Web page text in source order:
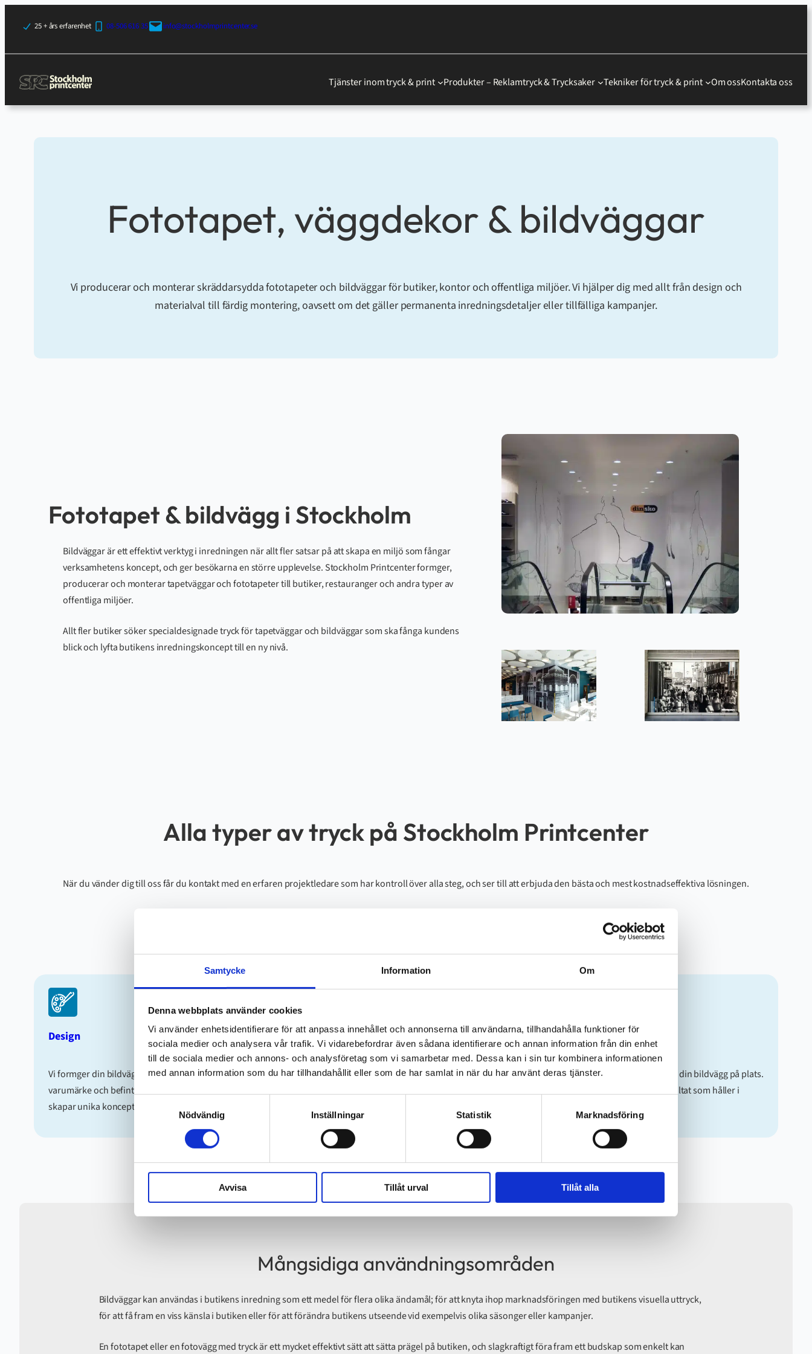
Samtycke Information Om
Denna webbplats använder cookies
Vi använder enhetsidentifierare för att anpassa innehållet och annonserna till användarna, tillhandahålla funktioner för
sociala medier och analysera vår trafik. Vi vidarebefordrar även sådana identifierare och annan information från din enhet
till de sociala medier och annons- och analysföretag som vi samarbetar med. Dessa kan i sin tur kombinera informationen
med annan information som du har tillhandahållit eller som de har samlat in när du har använt deras tjänster.
Nödvändig
Inställningar Statistik Marknadsföring
Avvisa Tillåt urval Tillåt alla
25 + års erfarenhet 08-506 616 35 info@stockholmprintcenter.se
Tjänster inom tryck & print Produkter – Reklamtryck & Trycksaker Tekniker för tryck & print Om ossKontakta oss
Fototapet, väggdekor & bildväggar
Vi producerar och monterar skräddarsydda fototapeter och bildväggar för butiker, kontor och offentliga miljöer. Vi hjälper dig med allt från design och
materialval till färdig montering, oavsett om det gäller permanenta inredningsdetaljer eller tillfälliga kampanjer.
Fototapet & bildvägg i Stockholm
Bildväggar är ett effektivt verktyg i inredningen när allt fler satsar på att skapa en miljö som fångar
verksamhetens koncept, och ger besökarna en större upplevelse. Stockholm Printcenter formger,
producerar och monterar tapetväggar och fototapeter till butiker, restauranger och andra typer av
offentliga miljöer.
Allt fler butiker söker specialdesignade tryck för tapetväggar och bildväggar som ska fånga kundens
blick och lyfta butikens inredningskoncept till en ny nivå.
Alla typer av tryck på Stockholm Printcenter
När du vänder dig till oss får du kontakt med en erfaren projektledare som har kontroll över alla steg, och ser till att erbjuda den bästa och mest kostnadseffektiva lösningen.
Design
Vi formger din bildvägg utifrån dina önskemål,
varumärke och befintlig inredning. Våra designers
skapar unika koncept som fångar rätt känsla.
Produktion
högkvalitativa tapeter i valfritt format och material.
Montering
Våra erfarna montörer installerar din bildvägg på plats.
Vi säkerställer ett perfekt slutresultat som håller i
Mångsidiga användningsområden
Bildväggar kan användas i butikens inredning som ett medel för flera olika ändamål; för att knyta ihop marknadsföringen med butikens visuella uttryck,
för att få fram en viss känsla i butiken eller för att förändra butikens utseende vid exempelvis olika säsonger eller kampanjer.
En fototapet eller en fotovägg med tryck är ett mycket effektivt sätt att sätta prägel på butiken, och slagkraftigt föra fram ett budskap som enkelt kan